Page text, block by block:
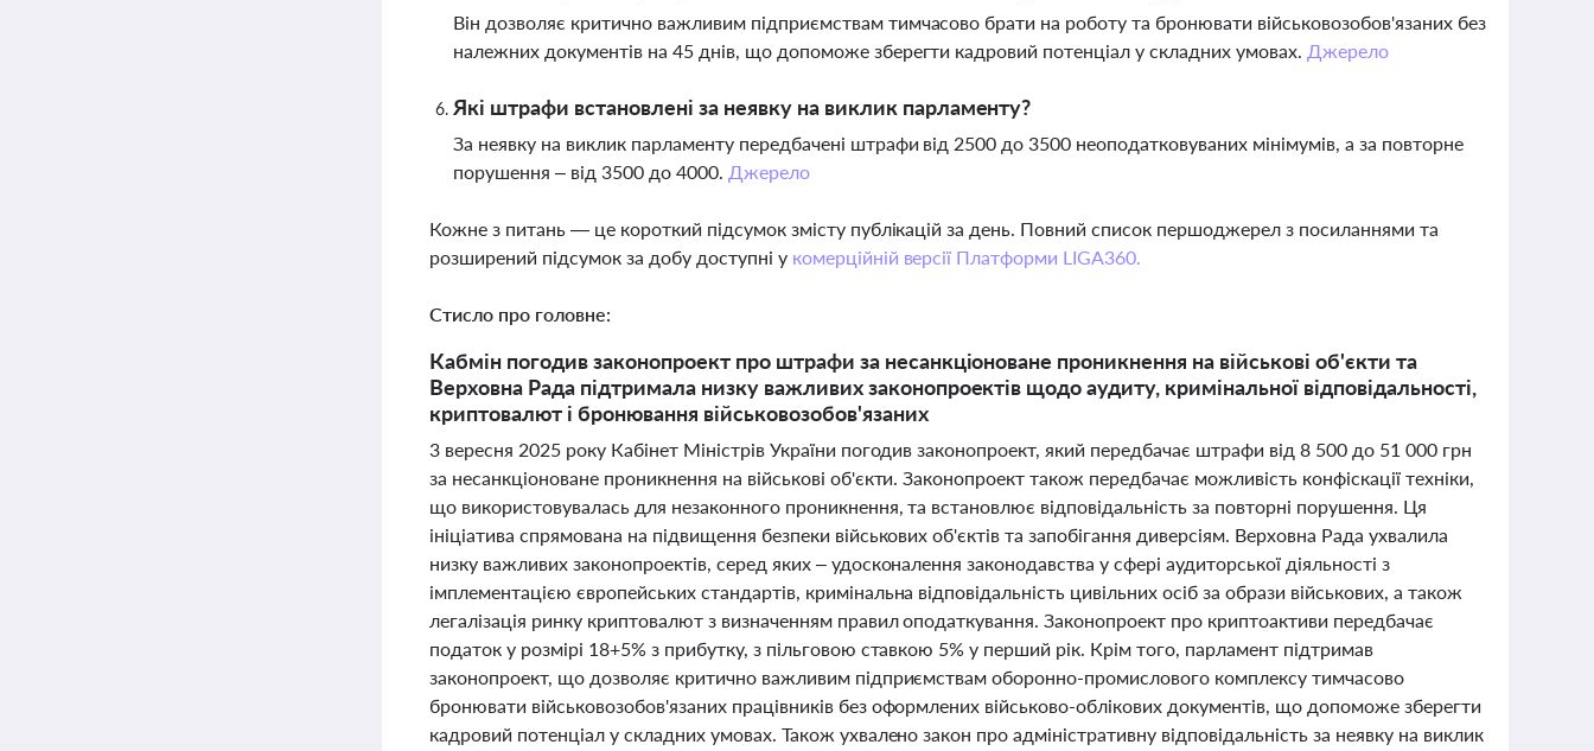
Він дозволяє критично важливим підприємствам тимчасово брати на роботу та бронювати військовозобов'язаних без
належних документів на 45 днів, що допоможе зберегти кадровий потенціал у складних умовах. Джерело
Які штрафи встановлені за неявку на виклик парламенту?
За неявку на виклик парламенту передбачені штрафи від 2500 до 3500 неоподатковуваних мінімумів, а за повторне
порушення – від 3500 до 4000. Джерело
Кожне з питань — це короткий підсумок змісту публікацій за день. Повний список першоджерел з посиланнями та
розширений підсумок за добу доступні у комерційній версії Платформи LIGA360.
Стисло про головне:
Кабмін погодив законопроект про штрафи за несанкціоноване проникнення на військові об'єкти та
Верховна Рада підтримала низку важливих законопроектів щодо аудиту, кримінальної відповідальності,
криптовалют і бронювання військовозобов'язаних
3 вересня 2025 року Кабінет Міністрів України погодив законопроект, який передбачає штрафи від 8 500 до 51 000 грн
за несанкціоноване проникнення на військові об'єкти. Законопроект також передбачає можливість конфіскації техніки,
що використовувалась для незаконного проникнення, та встановлює відповідальність за повторні порушення. Ця
ініціатива спрямована на підвищення безпеки військових об'єктів та запобігання диверсіям. Верховна Рада ухвалила
низку важливих законопроектів, серед яких – удосконалення законодавства у сфері аудиторської діяльності з
імплементацією європейських стандартів, кримінальна відповідальність цивільних осіб за образи військових, а також
легалізація ринку криптовалют з визначенням правил оподаткування. Законопроект про криптоактиви передбачає
податок у розмірі 18+5% з прибутку, з пільговою ставкою 5% у перший рік. Крім того, парламент підтримав
законопроект, що дозволяє критично важливим підприємствам оборонно-промислового комплексу тимчасово
бронювати військовозобов'язаних працівників без оформлених військово-облікових документів, що допоможе зберегти
кадровий потенціал у складних умовах. Також ухвалено закон про адміністративну відповідальність за неявку на виклик